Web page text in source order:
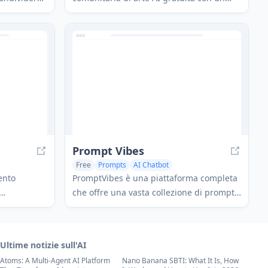
e
di
costruttore di prompt online che aiuta gli
modelli di diffusione da testo a
in
di
e
Prompt Vibes
Free Prompts AI Chatbot
PromptVibes è una piattaforma completa
che offre una vasta collezione di prompt
per ChatGPT, un generatore di prompt IA
Ultime notizie sull'AI
Atoms: A Multi-Agent AI Platform
Nano Banana SBTI: What It Is, How